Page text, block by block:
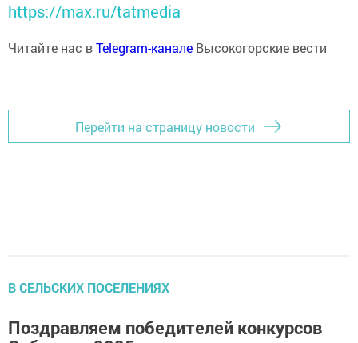
https://max.ru/tatmedia
Читайте нас вTelegram-канале Высокогорские вести
Перейти на страницу новости
В СЕЛЬСКИХ ПОСЕЛЕНИЯХ
Поздравляем победителей конкурсов